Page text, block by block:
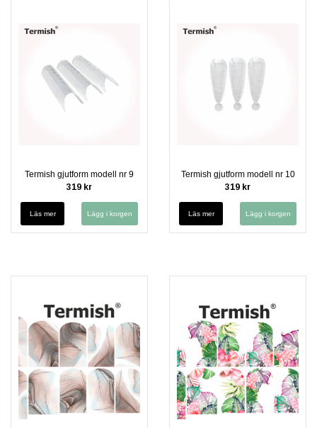
Termish gjutform modell nr 9
319 kr
Läs mer
Termish gjutform modell nr 10
319 kr
Läs mer